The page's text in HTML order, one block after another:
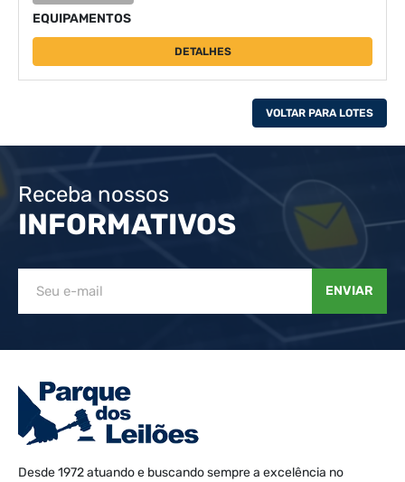
EQUIPAMENTOS
DETALHES
VOLTAR PARA LOTES
Receba nossos
INFORMATIVOS
ENVIAR
Desde 1972 atuando e buscando sempre a excelência no